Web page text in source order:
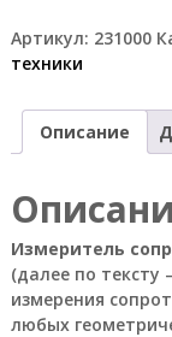
е
ы
п
д
р
и
я
т
т
в
о
а
р
а
И
з
м
Артикул: 231000
техники
Описание
Измеритель
(далее по
измерения
любых